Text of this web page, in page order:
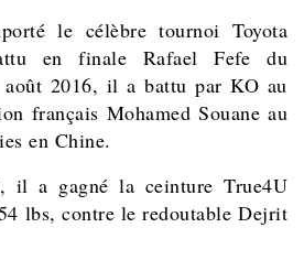
le célèbre tournoi Toyota
en finale Rafael Fefe du
2016, il a battu par KO au
français Mohamed Souane au
en Chine.
il a gagné la ceinture True4U
lbs, contre le redoutable Dejrit